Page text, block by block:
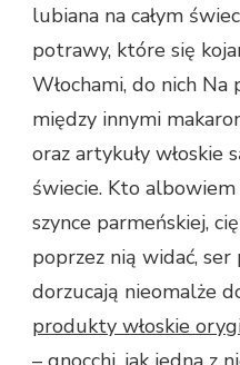
lubiana na całym
potrawy, które się
Włochami, do nich Na
między innymi
oraz artykuły włoskie
świecie. Kto albowiem
szynce parmeńskiej,
poprzez nią widać,
dorzucają nieomalże
produkty włoskie